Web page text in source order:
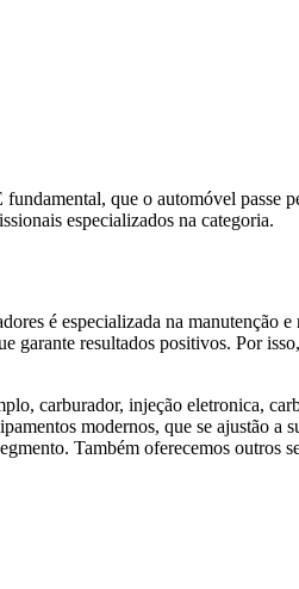
que o automóvel passe
especializados na categoria.
é especializada na manutenção e
resultados positivos. Por
carburador, injeção eletronica,
modernos, que se ajustão a
Também oferecemos outros